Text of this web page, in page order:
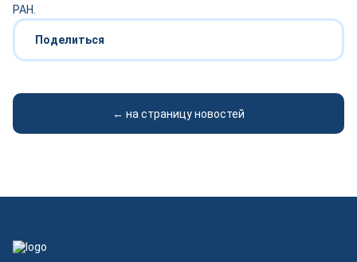
РАН.
Поделиться
← на страницу новостей